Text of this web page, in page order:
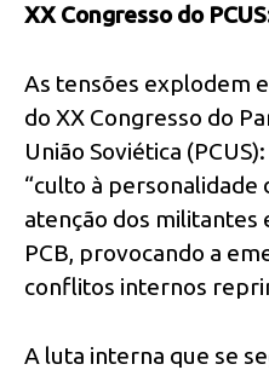
XX Congresso do
As tensões explodem
do XX Congresso do
União Soviética
“culto à personalidade
atenção dos
PCB, provocando a
conflitos internos
A luta interna que se